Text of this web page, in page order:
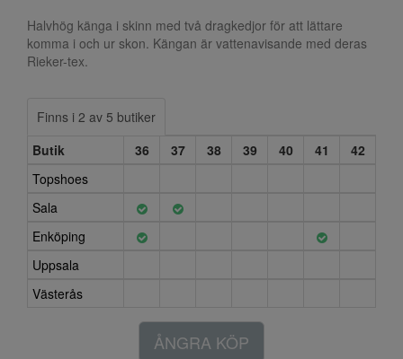
Halvhög känga i skinn med två dragkedjor för att lättare
komma i och ur skon. Kängan är vattenavisande med deras
Rieker-tex.
Finns i 2 av 5 butiker
Butik
36 37 38 39 40 41
42
Topshoes
Sala
Enköping
Uppsala
Västerås
ÅNGRA KÖP